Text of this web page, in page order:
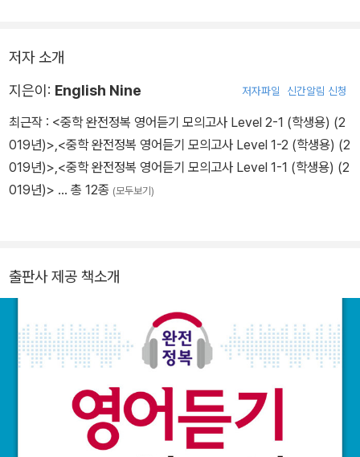
저자 소개
지은이: English Nine 저자파일 신간알림 신청
최근작 : <중학 완전정복 영어듣기 모의고사 Level 2-1 (학생용) (2
019년)>,<중학 완전정복 영어듣기 모의고사 Level 1-2 (학생용) (2
019년)>,<중학 완전정복 영어듣기 모의고사 Level 1-1 (학생용) (2
019년)> … 총 12종 (모두보기)
출판사 제공 책소개